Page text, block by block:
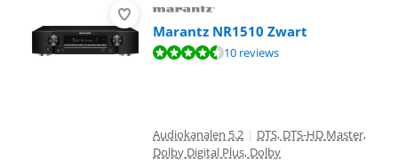
Marantz NR1510 Zwart
Beoordeling is 9,3 van de 10, gebaseerd op 10 reviews.
10 reviews
Audiokanalen 5.2 | DTS, DTS-HD Master,
Dolby Digital Plus, Dolby